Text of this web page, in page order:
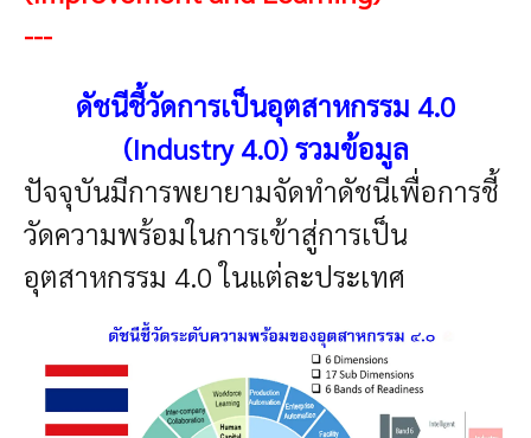
---
ดัชนีชี้วัดการเป็นอุตสาหกรรม 4.0
(Industry 4.0) รวมข้อมูล
ปัจจุบันมีการพยายามจัดทำดัชนีเพื่อการชี้
วัดความพร้อมในการเข้าสู่การเป็น
อุตสาหกรรม 4.0 ในแต่ละประเทศ